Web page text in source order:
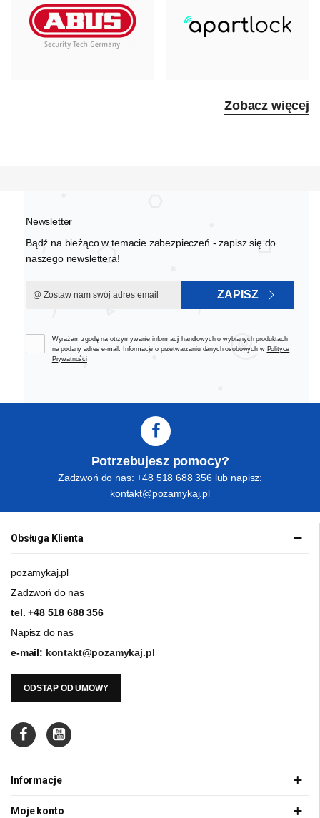
Zobacz więcej
Newsletter
Bądź na bieżąco w temacie zabezpieczeń - zapisz się do
naszego newslettera!
ZAPISZ
Wyrażam zgodę na otrzymywanie informacji handlowych o wybranych produktach
na podany adres e-mail. Informacje o przetwarzaniu danych osobowych w Polityce
Prywatności
Potrzebujesz pomocy?
Zadzwoń do nas: +48 518 688 356 lub napisz:
kontakt@pozamykaj.pl
Obsługa Klienta
pozamykaj.pl
Zadzwoń do nas
tel.+48 518 688 356
Napisz do nas
e-mail: kontakt@pozamykaj.pl
ODSTĄP OD UMOWY
Informacje
Moje konto